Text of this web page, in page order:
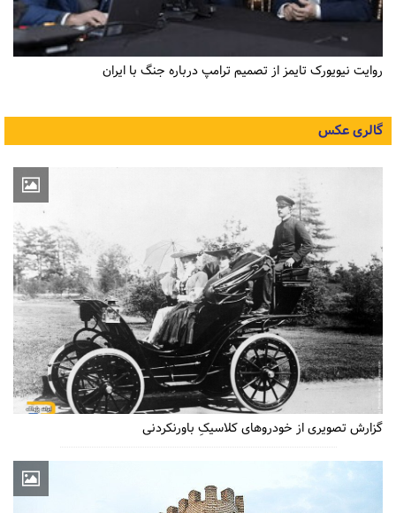
روایت نیویورک تایمز از تصمیم ترامپ درباره جنگ با ایران
گالری عکس
گزارش تصویری از خودروهای کلاسیکِ باورنکردنی